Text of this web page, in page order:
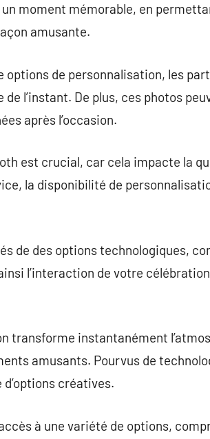
moment mémorable, en
amusante.
options de personnalisation, les
l’instant. De plus, ces photos
après l’occasion.
est crucial, car cela impacte la
la disponibilité de
de des options technologiques,
l’interaction de votre
transforme instantanément
amusants. Pourvus de
créatives.
à une variété de options,